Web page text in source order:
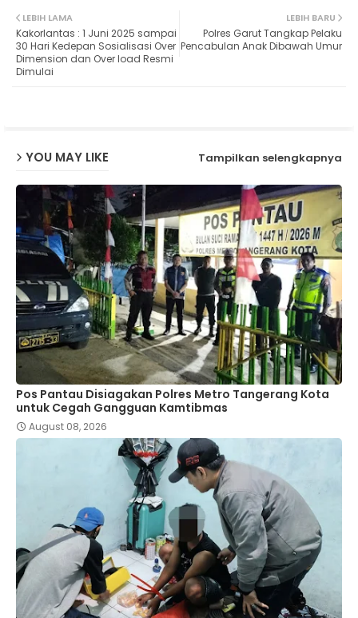
ter ats
LEBIH BARU
Polres Garut Tangkap Pelaku
Pencabulan Anak Dibawah Umur
LEBIH LAMA
Kakorlantas : 1 Juni 2025 sampai
30 Hari Kedepan Sosialisasi Over
Dimension dan Over load Resmi
Dimulai
YOU MAY LIKE Tampilkan selengkapnya
Pos Pantau Disiagakan Polres Metro Tangerang Kota
untuk Cegah Gangguan Kamtibmas
August 08, 2026